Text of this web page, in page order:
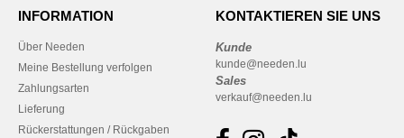
INFORMATION
Über Needen
Meine Bestellung verfolgen
Zahlungsarten
Lieferung
Rückerstattungen / Rückgaben
KONTAKTIEREN SIE UNS
Kunde
kunde@needen.lu
Sales
verkauf@needen.lu